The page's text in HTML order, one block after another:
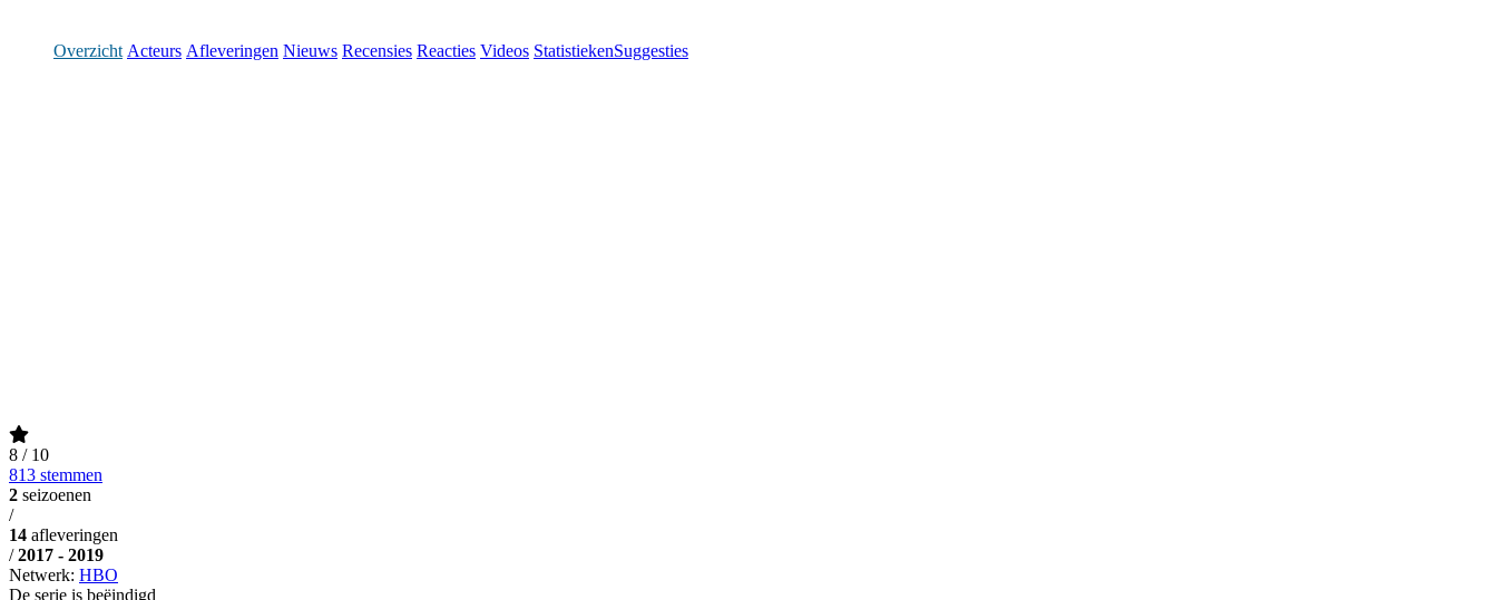
Overzicht Acteurs Afleveringen Nieuws Recensies Reacties Videos StatistiekenSuggesties
8 / 10
813 stemmen
2 seizoenen
/
14 afleveringen
/ 2017 - 2019
Netwerk: HBO
De serie is beëindigd